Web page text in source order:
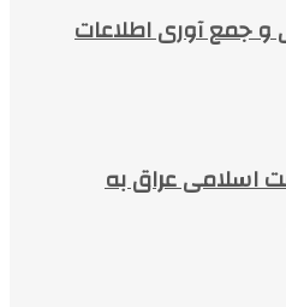
و جمع آوری اطلاعات
اسلامی عراق به